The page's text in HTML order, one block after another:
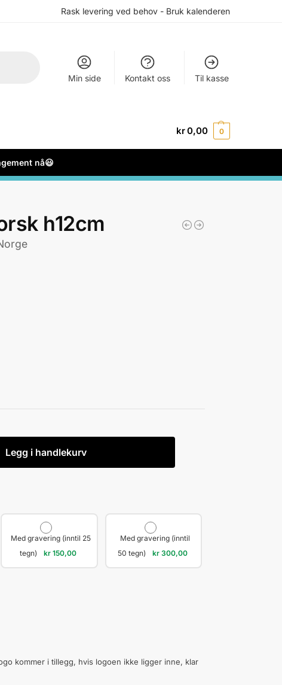
Rask levering ved behov - Bruk kalenderen
Min side Kontakt oss Til kasse
kr0,00 0
nå😃
h12cm
Legg i handlekurv
Med gravering (inntil 25
tegn)
kr 150,00
Med gravering (inntil
50 tegn)
kr300,00
kommer i tillegg, hvis logoen ikke ligger inne, klar